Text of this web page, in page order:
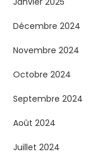
Décembre 2024
Novembre 2024
Octobre 2024
Septembre 2024
Août 2024
Juillet 2024